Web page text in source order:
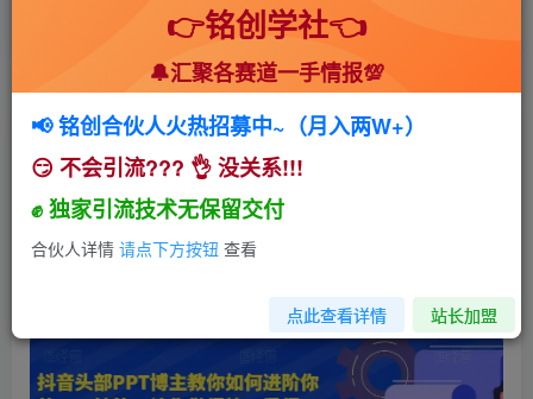
首页 🍻会员专享 📚综合教程 正文
抖音头部PPT博主教你如何进阶你的PPT技能，让
你做得快，看得快，少改稿，高颜值
小助手
122 25
👉铭创学社👈
🔔汇聚各赛道一手情报💯
📢 铭创合伙人火热招募中~（月入两W+）
😏 不会引流??? 👌 没关系!!!
✊ 独家引流技术无保留交付
合伙人详情 请点下方按钮 查看
点此查看详情 站长加盟